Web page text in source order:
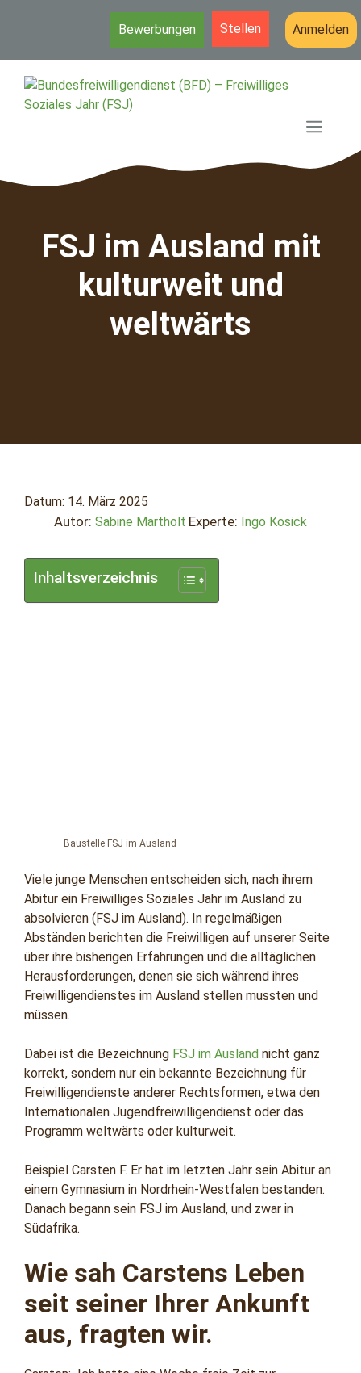
Bewerbungen Stellen Anmelden
Inhalt
springen
FSJ im Ausland mit
kulturweit und
weltwärts
Datum: 14. März 2025
Autor: Sabine Martholt Experte: Ingo Kosick
Inhaltsverzeichnis
Baustelle FSJ im Ausland
Viele junge Menschen entscheiden sich, nach ihrem
Abitur ein Freiwilliges Soziales Jahr im Ausland zu
absolvieren (FSJ im Ausland). In regelmäßigen
Abständen berichten die Freiwilligen auf unserer Seite
über ihre bisherigen Erfahrungen und die alltäglichen
Herausforderungen, denen sie sich während ihres
Freiwilligendienstes im Ausland stellen mussten und
müssen.
Dabei ist die Bezeichnung FSJ im Ausland nicht ganz
korrekt, sondern nur ein bekannte Bezeichnung für
Freiwilligendienste anderer Rechtsformen, etwa den
Internationalen Jugendfreiwilligendienst oder das
Programm weltwärts oder kulturweit.
Beispiel Carsten F. Er hat im letzten Jahr sein Abitur an
einem Gymnasium in Nordrhein-Westfalen bestanden.
Danach begann sein FSJ im Ausland, und zwar in
Südafrika.
Wie sah Carstens Leben
seit seiner Ihrer Ankunft
aus, fragten wir.